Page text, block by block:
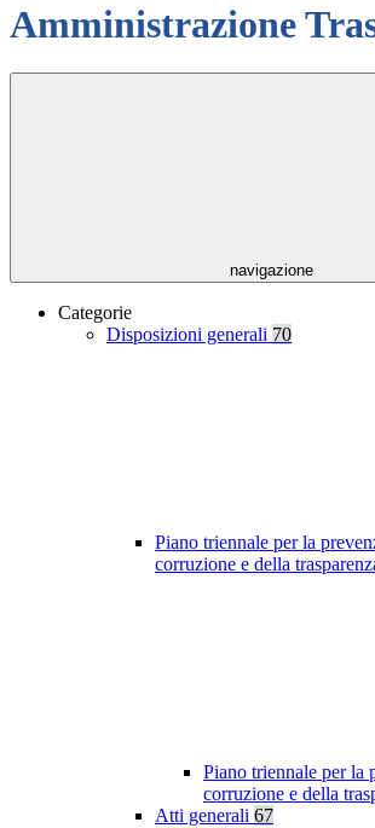
Amministrazione
navigazione
Categorie
Disposizioni generali 70
Piano triennale per la
corruzione e della
Piano triennale per la
corruzione e della
Atti generali 67